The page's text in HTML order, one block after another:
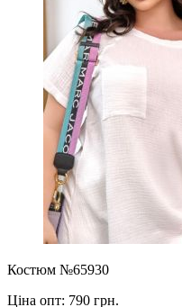
Костюм №65930
Ціна опт: 790 грн.